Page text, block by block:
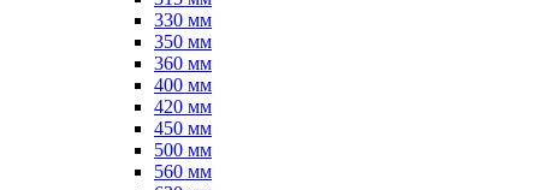
330 мм
350 мм
360 мм
400 мм
420 мм
450 мм
500 мм
560 мм